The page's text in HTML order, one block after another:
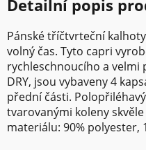
Detailní popis
Pánské tříčtvrteční
volný čas. Tyto capri
rychleschnoucího a velmi
DRY, jsou vybaveny 4
přední části.
tvarovanými koleny
materiálu: 90% polyester,